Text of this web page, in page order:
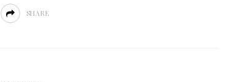
SHARE